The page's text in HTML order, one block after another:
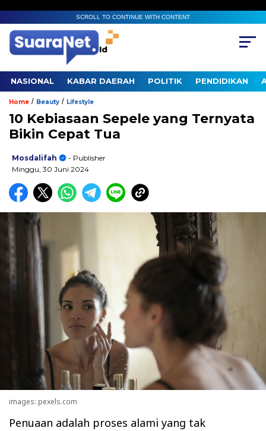
SCROLL TO CONTINUE WITH CONTENT
NASIONAL KABAR DAERAH POLITIK PENDIDIKAN
Home / Beauty / Lifestyle
10 Kebiasaan Sepele yang Ternyata
Bikin Cepat Tua
Mosdalifah
- Publisher
Minggu, 30 Juni 2024
images: pexels.com
Penuaan adalah proses alami yang tak